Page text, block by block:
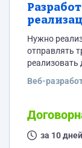
Нужно
отправлять
должны
демо версию
Веб-
за 10 дней